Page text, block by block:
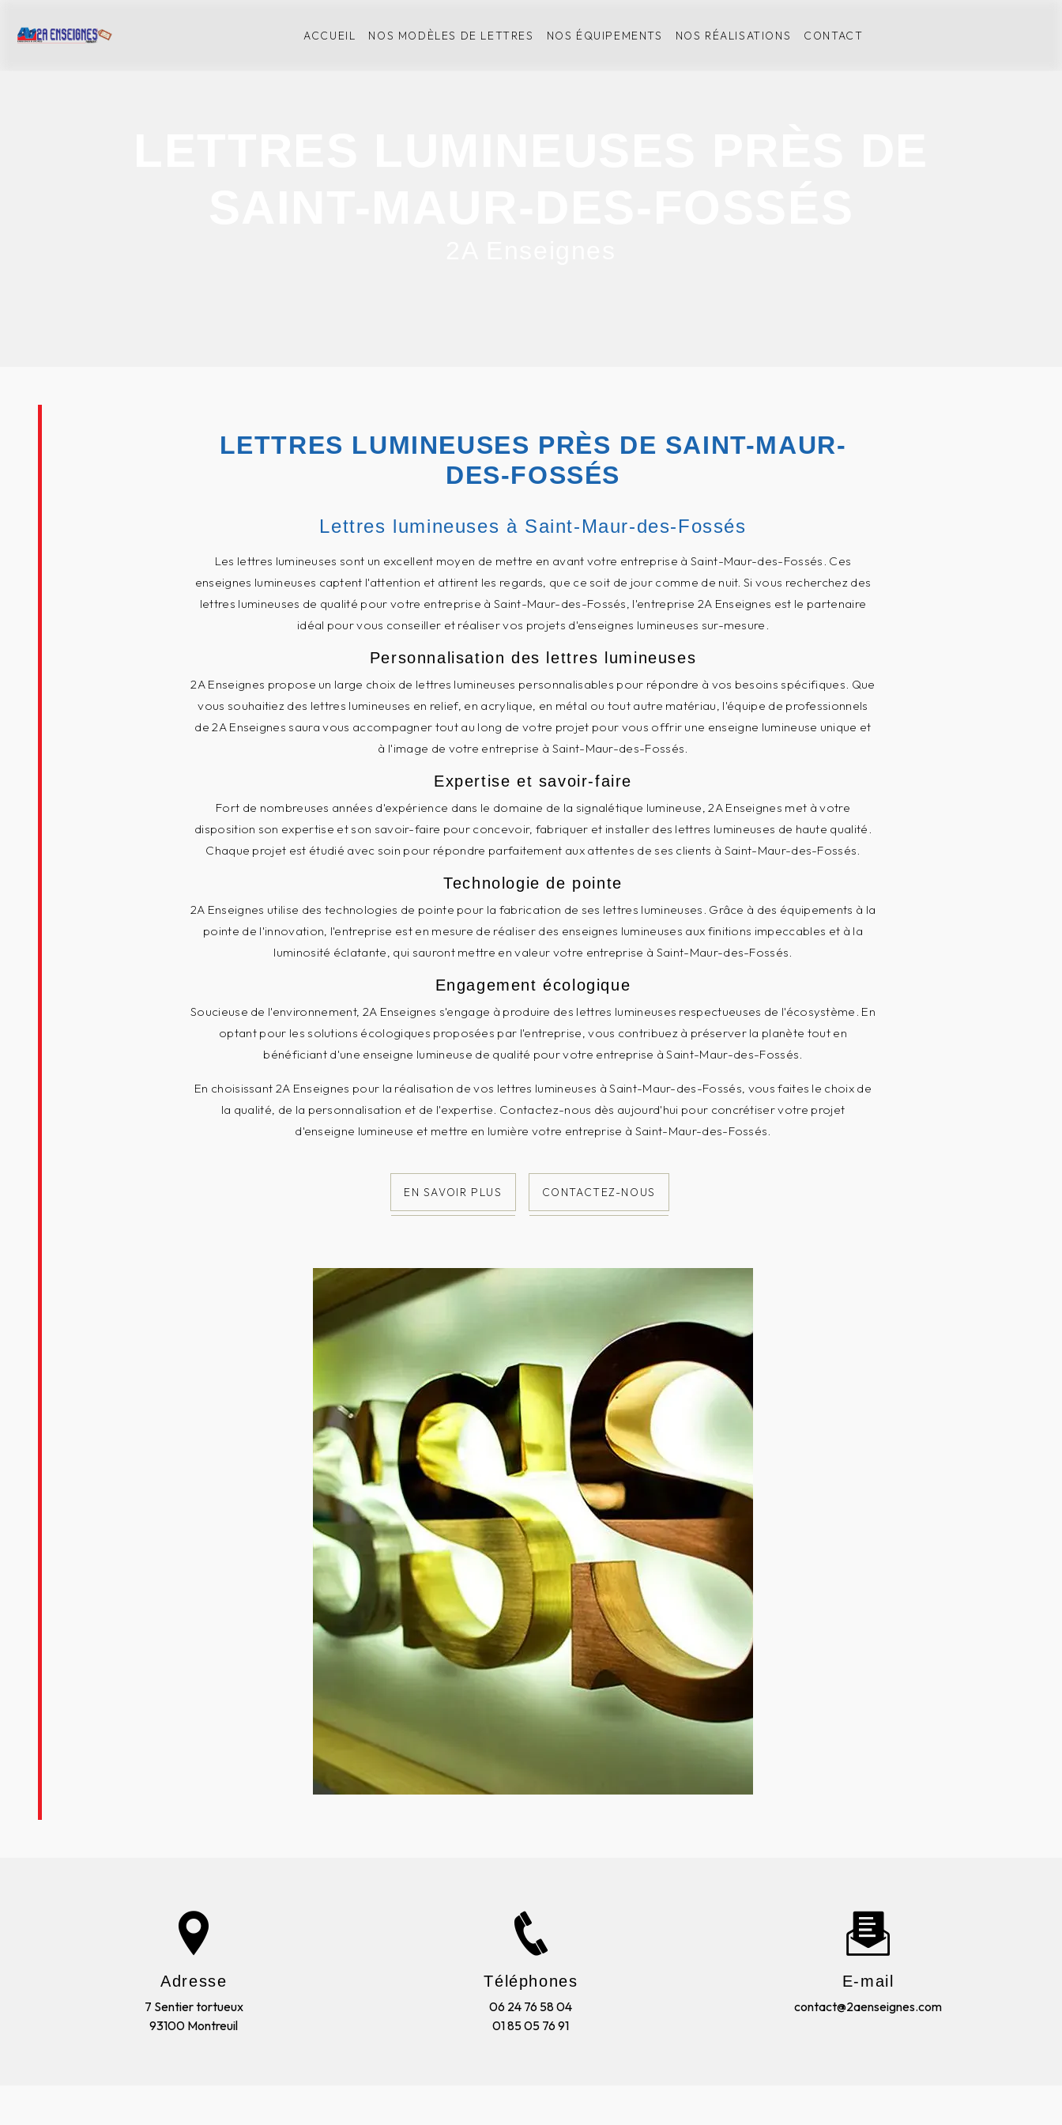
ACCUEIL NOS MODÈLES DE LETTRES NOS ÉQUIPEMENTS NOS RÉALISATIONS CONTACT
LETTRES LUMINEUSES PRÈS DE SAINT-MAUR-
DES-FOSSÉS
Lettres lumineuses à Saint-Maur-des-Fossés
Les lettres lumineuses sont un excellent moyen de mettre en avant votre entreprise à Saint-Maur-des-Fossés. Ces
enseignes lumineuses captent l'attention et attirent les regards, que ce soit de jour comme de nuit. Si vous recherchez des
lettres lumineuses de qualité pour votre entreprise à Saint-Maur-des-Fossés, l'entreprise 2A Enseignes est le partenaire
idéal pour vous conseiller et réaliser vos projets d'enseignes lumineuses sur-mesure.
Personnalisation des lettres lumineuses
2A Enseignes propose un large choix de lettres lumineuses personnalisables pour répondre à vos besoins spécifiques. Que
vous souhaitiez des lettres lumineuses en relief, en acrylique, en métal ou tout autre matériau, l'équipe de professionnels
de 2A Enseignes saura vous accompagner tout au long de votre projet pour vous offrir une enseigne lumineuse unique et
à l'image de votre entreprise à Saint-Maur-des-Fossés.
Expertise et savoir-faire
Fort de nombreuses années d'expérience dans le domaine de la signalétique lumineuse, 2A Enseignes met à votre
disposition son expertise et son savoir-faire pour concevoir, fabriquer et installer des lettres lumineuses de haute qualité.
Chaque projet est étudié avec soin pour répondre parfaitement aux attentes de ses clients à Saint-Maur-des-Fossés.
Technologie de pointe
2A Enseignes utilise des technologies de pointe pour la fabrication de ses lettres lumineuses. Grâce à des équipements à la
pointe de l'innovation, l'entreprise est en mesure de réaliser des enseignes lumineuses aux finitions impeccables et à la
luminosité éclatante, qui sauront mettre en valeur votre entreprise à Saint-Maur-des-Fossés.
Engagement écologique
Soucieuse de l'environnement, 2A Enseignes s'engage à produire des lettres lumineuses respectueuses de l'écosystème. En
optant pour les solutions écologiques proposées par l'entreprise, vous contribuez à préserver la planète tout en
bénéficiant d'une enseigne lumineuse de qualité pour votre entreprise à Saint-Maur-des-Fossés.
En choisissant 2A Enseignes pour la réalisation de vos lettres lumineuses à Saint-Maur-des-Fossés, vous faites le choix de
la qualité, de la personnalisation et de l'expertise. Contactez-nous dès aujourd'hui pour concrétiser votre projet
d'enseigne lumineuse et mettre en lumière votre entreprise à Saint-Maur-des-Fossés.
EN SAVOIR PLUS CONTACTEZ-NOUS
Adresse
7 Sentier tortueux
93100 Montreuil
Téléphones
06 24 76 58 04
01 85 05 76 91
E-mail
contact@2aenseignes.com